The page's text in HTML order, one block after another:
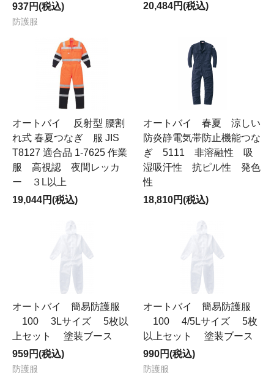
937円(税込)
防護服
20,484円(税込)
オートバイ 反射型 腰割
れ式 春夏つなぎ 服 JIS
T8127 適合品 1-7625 作業
服 高視認 夜間レッカ
ー ３L以上
19,044円(税込)
オートバイ 春夏 涼しい
防炎静電気帯防止機能つな
ぎ 5111 非溶融性 吸
湿吸汗性 抗ピル性 発色
性
18,810円(税込)
オートバイ 簡易防護服
100 3Lサイズ 5枚以
上セット 塗装ブース
959円(税込)
防護服
オートバイ 簡易防護服
100 4/5Lサイズ 5枚
以上セット 塗装ブース
990円(税込)
防護服